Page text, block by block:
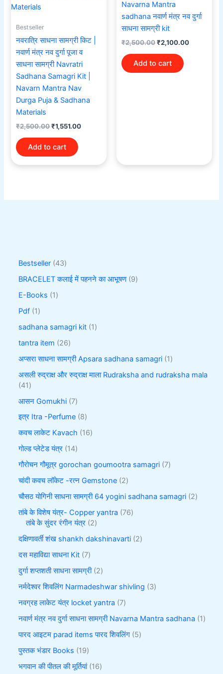
Bestseller
नवरात्रि साधना सामग्री किट |
नवार्ण मंत्र नव दुर्गा पूजा व
साधना सामग्री Navratri
Sadhana Samagri Kit |
Navarn Mantra Nav
Durga Puja & Sadhana
Materials
₹2,500.00₹1,551.00
Add to cart
Navarna Mantra
sadhana नवार्ण मंत्र नव दुर्गा
साधना सामग्री kit
₹2,500.00₹2,100.00
Add to cart
Bestseller 43
BRACELET कलाई में पहनने का आभूषण 9
E-Books 1
Pdf 1
sadhana samagri kit 1
tantra item 26
अप्सरा साधना सामग्री Apsara sadhana samagri 1
असली रुद्राक्ष और रुद्राक्ष माला Rudraksha and rudraksha mala
41
आसन Gomukhi 7
इत्र Itra -Perfume 8
कवच लाकेट Kavach 16
गोल्ड प्लेटेड यंत्र 14
गौरोचन गौमूत्र gorochan goumootra samagri 7
चांदी कवच लॉकेट -रत्न Gemstone 2
चौसठ योगिनी साधना सामग्री 64 yogini sadhana samagri 2
तांबे के विशेष यंत्र- Copper yantra 76
तांबे के सुंदर रंगीन यंत्र 2
दक्षिणावर्ती शंख shankh dakshinavarti 2
दस महाविद्या साधना Kit 7
दुर्गा शप्तशती साधना सामग्री 2
नर्मदेश्वर शिवलिंग Narmadeshwar shivling 3
नवग्रह लाकेट यंत्र locket yantra 7
नवार्ण मंत्र नव दुर्गा साधना सामग्री Navarna Mantra sadhana 1
पारद आइटम parad items पारद शिवलिंग 5
पुस्तक भंडार Books 19
भगवान की पीतल की मूर्तियां 16